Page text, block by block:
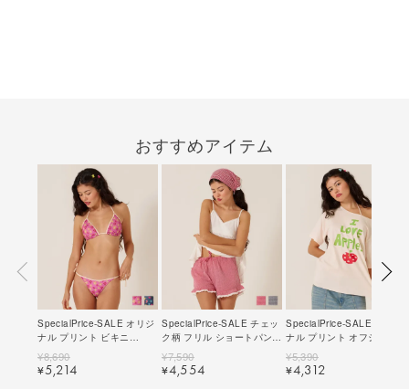
おすすめアイテム
SpecialPrice-SALE オリジ
ナル プリント ビキニ
tnj921-1241【2】
¥8,690
¥5,214
SpecialPrice-SALE チェッ
ク柄 フリル ショートパンツ
tnj721-1245【2】
¥7,590
¥4,554
SpecialPrice-SALE オリジ
ナル プリント オフショル T
色｜tnj521-1243【2】
¥5,390
¥4,312